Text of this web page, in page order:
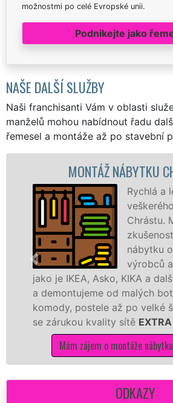
možnostmi po celé Evropské unii.
Podnikejte jako
NAŠE DALŠÍ SLUŽBY
Naši franchisanti Vám v oblasti
manželů mohou nabídnout řadu
řemesel a montáže až po stavební
MONTÁŽ NÁBYTKU
Rychlá a levná
veškerého
Chrástu.
zkušenosti s
nábytku od
výrobců a
jako je IKEA, Asko, KIKA a další.
a demontujeme od malých botníků,
komody, postele až po velké šatní
se zárukou kvality sítěEXTRA
Mám zájem o montáže nábytku v
ODKAZY